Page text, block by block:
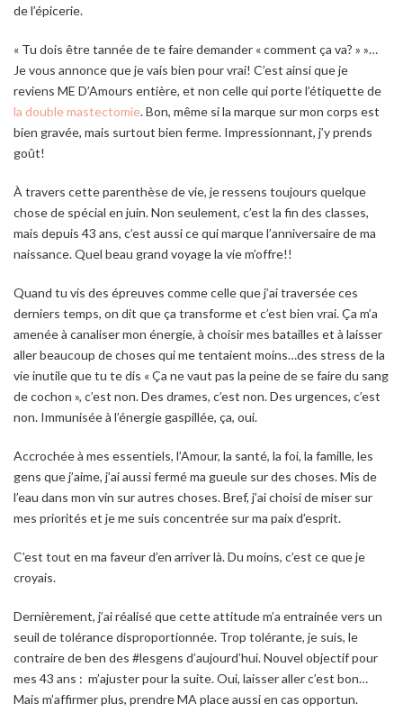
de l’épicerie.
« Tu dois être tannée de te faire demander « comment ça va? » »…
Je vous annonce que je vais bien pour vrai! C’est ainsi que je
reviens ME D’Amours entière, et non celle qui porte l’étiquette de
la double mastectomie. Bon, même si la marque sur mon corps est
bien gravée, mais surtout bien ferme. Impressionnant, j’y prends
goût!
À travers cette parenthèse de vie, je ressens toujours quelque
chose de spécial en juin. Non seulement, c’est la fin des classes,
mais depuis 43 ans, c’est aussi ce qui marque l’anniversaire de ma
naissance. Quel beau grand voyage la vie m’offre!!
Quand tu vis des épreuves comme celle que j’ai traversée ces
derniers temps, on dit que ça transforme et c’est bien vrai. Ça m’a
amenée à canaliser mon énergie, à choisir mes batailles et à laisser
aller beaucoup de choses qui me tentaient moins…des stress de la
vie inutile que tu te dis « Ça ne vaut pas la peine de se faire du sang
de cochon », c’est non. Des drames, c’est non. Des urgences, c’est
non. Immunisée à l’énergie gaspillée, ça, oui.
Accrochée à mes essentiels, l’Amour, la santé, la foi, la famille, les
gens que j’aime, j’ai aussi fermé ma gueule sur des choses. Mis de
l’eau dans mon vin sur autres choses. Bref, j’ai choisi de miser sur
mes priorités et je me suis concentrée sur ma paix d’esprit.
C’est tout en ma faveur d’en arriver là. Du moins, c’est ce que je
croyais.
Dernièrement, j’ai réalisé que cette attitude m’a entrainée vers un
seuil de tolérance disproportionnée. Trop tolérante, je suis, le
contraire de ben des #lesgens d’aujourd’hui. Nouvel objectif pour
mes 43 ans : m’ajuster pour la suite. Oui, laisser aller c’est bon…
Mais m’affirmer plus, prendre MA place aussi en cas opportun.